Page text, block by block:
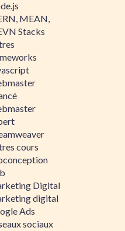
MEAN,
Stacks
cours
Digital
digital
Ads
sociaux